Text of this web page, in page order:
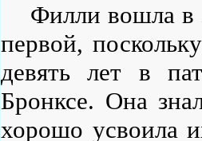
Филли вошла в
первой,
девять лет в
Бронксе. Она
хорошо усвоила